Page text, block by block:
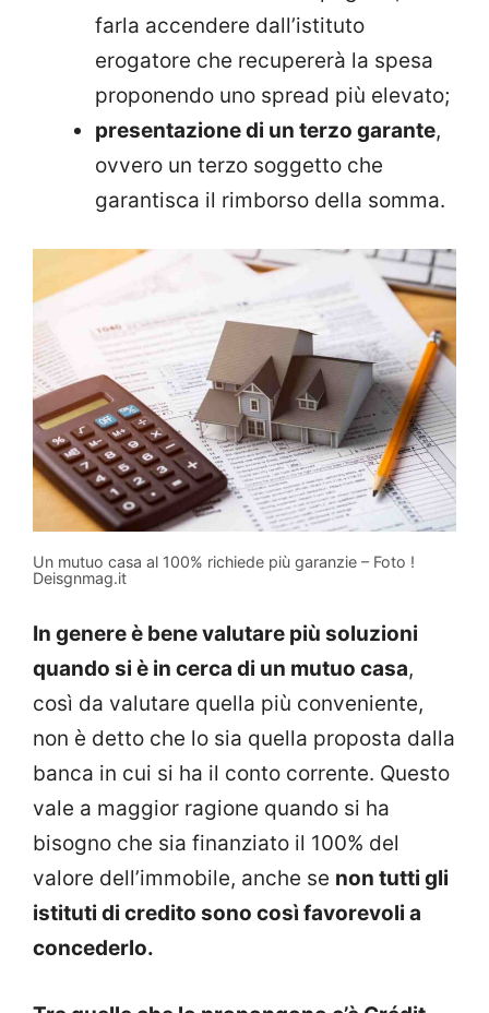
farla accendere dall’istituto
erogatore che recupererà la spesa
proponendo uno spread più elevato;
presentazione di un terzo garante,
ovvero un terzo soggetto che
garantisca il rimborso della somma.
Un mutuo casa al 100% richiede più garanzie – Foto !
Deisgnmag.it
In genere è bene valutare più soluzioni
quando si è in cerca di un mutuo casa,
così da valutare quella più conveniente,
non è detto che lo sia quella proposta dalla
banca in cui si ha il conto corrente. Questo
vale a maggior ragione quando si ha
bisogno che sia finanziato il 100% del
valore dell’immobile, anche se non tutti gli
istituti di credito sono così favorevoli a
concederlo.